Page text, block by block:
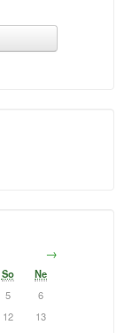
→
So
Ne
5
6
12
13